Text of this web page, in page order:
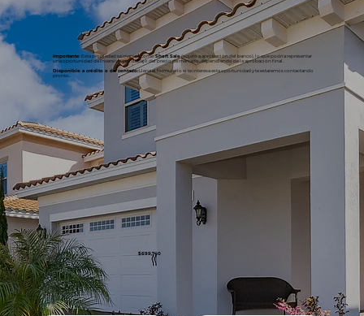
Importante: Esta propiedad se maneja comoShort Sale(sujeto a aprobación del banco), lo que podría representar
una oportunidad de inversion por debajo del precio de mercado, dependiendo de la aprobación final.
Disponible a crédito o de contado:Llena el formulario si te interesa esta oportunidad y te estaremos contactando
pronto.
$699,740